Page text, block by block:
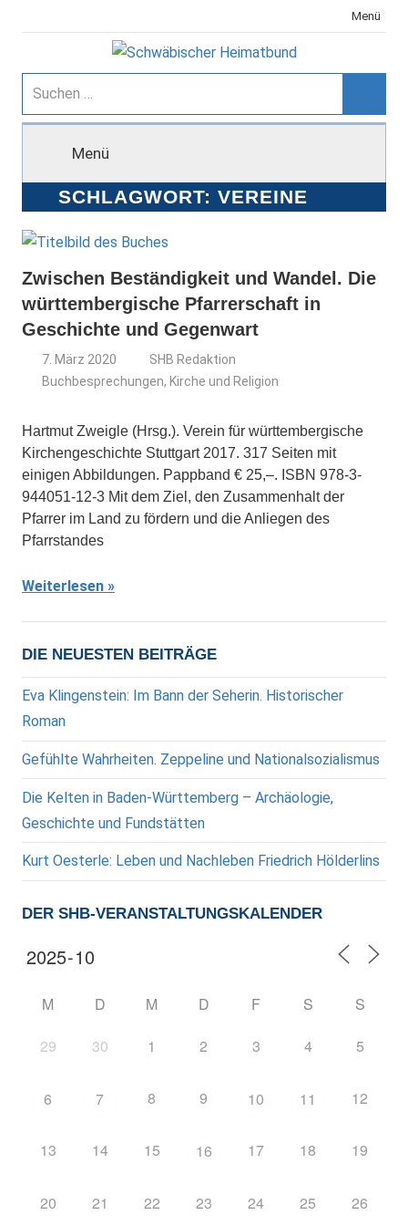
Inhalt
Menü
Schwäbischer
Heimatbund
Suchen
nach:
Menü
SCHLAGWORT: VEREINE
Zwischen Beständigkeit und Wandel. Die
württembergische Pfarrerschaft in
Geschichte und Gegenwart
7. März 2020
SHB Redaktion
Buchbesprechungen, Kirche und Religion
Hartmut Zweigle (Hrsg.). Verein für württembergische
Kirchengeschichte Stuttgart 2017. 317 Seiten mit
einigen Abbildungen. Pappband € 25,–. ISBN 978-3-
944051-12-3 Mit dem Ziel, den Zusammenhalt der
Pfarrer im Land zu fördern und die Anliegen des
Pfarrstandes
Weiterlesen
DIE NEUESTEN BEITRÄGE
Eva Klingenstein: Im Bann der Seherin. Historischer
Roman
Gefühlte Wahrheiten. Zeppeline und Nationalsozialismus
Die Kelten in Baden-Württemberg – Archäologie,
Geschichte und Fundstätten
Kurt Oesterle: Leben und Nachleben Friedrich Hölderlins
DER SHB-VERANSTALTUNGSKALENDER
M D M D F S S
29 30 1 2 3 4 5
6 7 8 9 10 11 12
13 14 15 16 17 18 19
20 21 22 23 24 25 26